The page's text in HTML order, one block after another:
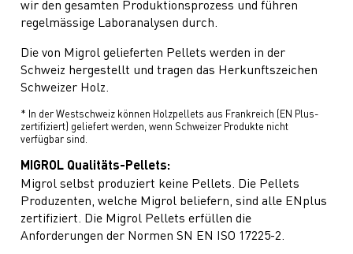
wir den gesamten Produktionsprozess und führen
regelmässige Laboranalysen durch.
Die von Migrol gelieferten Pellets werden in der
Schweiz hergestellt und tragen das Herkunftszeichen
Schweizer Holz.
* In der Westschweiz können Holzpellets aus Frankreich (EN Plus-
zertifiziert) geliefert werden, wenn Schweizer Produkte nicht
verfügbar sind.
MIGROL Qualitäts-Pellets:
Migrol selbst produziert keine Pellets. Die Pellets
Produzenten, welche Migrol beliefern, sind alle ENplus
zertifiziert. Die Migrol Pellets erfüllen die
Anforderungen der Normen SN EN ISO 17225-2.